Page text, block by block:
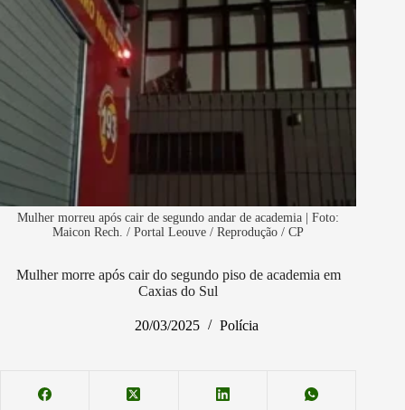
Mulher morreu após cair de segundo andar de academia | Foto:
Maicon Rech. / Portal Leouve / Reprodução / CP
Mulher morre após cair do segundo piso de academia em
Caxias do Sul
20/03/2025 Polícia